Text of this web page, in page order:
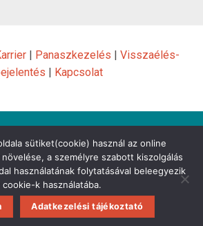
| Panaszkezelés | Visszaélés-
| Kapcsolat
|Beszerzés|Hasznos linkek
© Garantiqa Hitelgarancia Zrt.
sütiket(cookie) használ az online
a személyre szabott kiszolgálás
használatának folytatásával beleegyezik
cookie-k használatába.
Adatkezelési tájékoztató